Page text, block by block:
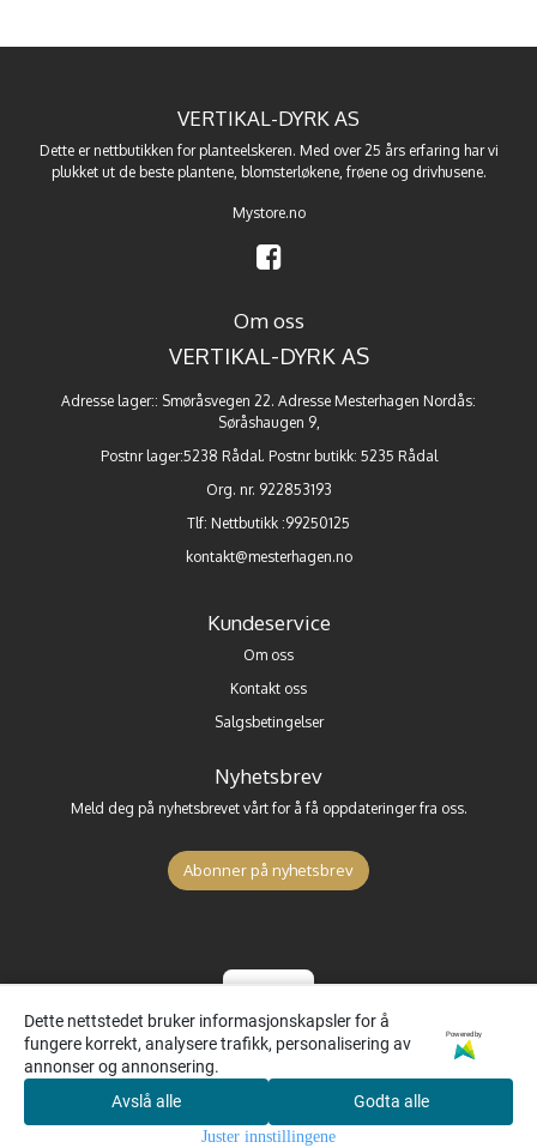
VERTIKAL-DYRK AS
Dette er nettbutikken for planteelskeren. Med over 25 års erfaring har vi
plukket ut de beste plantene, blomsterløkene, frøeneog drivhusene.
Mystore.no
Om oss
VERTIKAL-DYRK AS
Adresse lager:: Smøråsvegen 22. Adresse Mesterhagen Nordås:
Søråshaugen 9,
Postnr lager:5238 Rådal. Postnr butikk: 5235 Rådal
Org. nr. 922853193
Tlf: Nettbutikk :99250125
kontakt@mesterhagen.no
Kundeservice
Om oss
Kontakt oss
Salgsbetingelser
Nyhetsbrev
Meld deg på nyhetsbrevet vårt for å få oppdateringer fra oss.
Abonner på nyhetsbrev
Dette nettstedet bruker informasjonskapsler for å
fungere korrekt, analysere trafikk, personalisering av
annonser og annonsering.
Powered by
Avslå alle Godta alle
Juster innstillingene